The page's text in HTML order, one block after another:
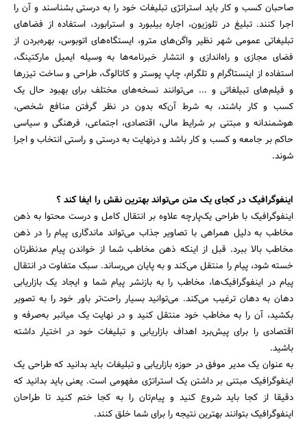
جستجو
صاحبان کسب و کار باید استراتژی تبلیغات خود را به درستی بشناسند و آن را
اجرا کنند. تبلیغ در تلوزیون، اجاره بیلبورد و استرابورد، استفاده از فضاهای
تبلیغاتی عمومی شهر نظیر واگن‌های مترو، ایستگاه‌های اتوبوس، بهره‌بردن از
فضای مجازی و راه‌اندازی و انتشار خبرنامه‌ها به وسیله ایمیل مارکتینگ،
استفاده از اینستاگرام و تلگرام، چاپ پوستر و کاتالوگ، طراحی و ساخت تیزرها
و فیلم‌های تبیلغاتی و ... می‌توانند نسخه‌های مختلف برای بهبود حال یک
کسب و کار باشند، به شرط آن‌که بدون در نظر گرفتن منافع شخصی،
هوشمندانه و مبتنی بر شرایط مالی، اقتصادی، اجتماعی، فرهنگی و سیاسی
حاکم بر جامعه و کسب و کار باشد و درنهایت به درستی و راستی انتخاب و اجرا
شوند.
اینفوگرافیک در کجای یک متن می‌تواند بهترین نقش را ایفا کند ؟
اینفوگرافیک‌ با طراحی یک‌پارچه علاوه بر انتقال کامل و درست محتوا به ذهن
مخاطب به دلیل همراهی با تصاویر جذاب می‌تواند ماندگاری پیام را در ذهن
مخاطب بالا ببرد. قبل از اینکه ذهن مخاطب شما از خواندن پیام مدنظرتان
خسته شود، پیام را منتقل می‌کند و به پایان می‌رساند. سبک متفاوت در انتقال
پیام در اینفوگرافیک‌ها، مخاطب را به بازنشر پیام شما و ایجاد یک بازاریابی
دهان به دهان ترغیب می‌کند. می‌توانید بسیار راحت‌تر باور خود را به تصویر
بکشید، آن را به مخاطب خود منتقل کنید و در نهایت یک میانبر به‌صرفه و
اقتصادی را برای پیش‌برد اهداف بازاریابی و تبلیغات خود در اختیار داشته
باشید.
به عنوان یک مدیر موفق در حوزه بازاریابی و تبلیغات باید بدانید که طراحی یک
اینفوگرافیک مبتنی بر داشتن یک استراتژی مفهومی است. یعنی باید بدانید که
دقیقا از کجا باید شروع کنید و پیام‌تان را به کجا ختم کنید تا طراحان
اینفوگرافیک بتوانند بهترین نتیجه را برای شما خلق کنند.